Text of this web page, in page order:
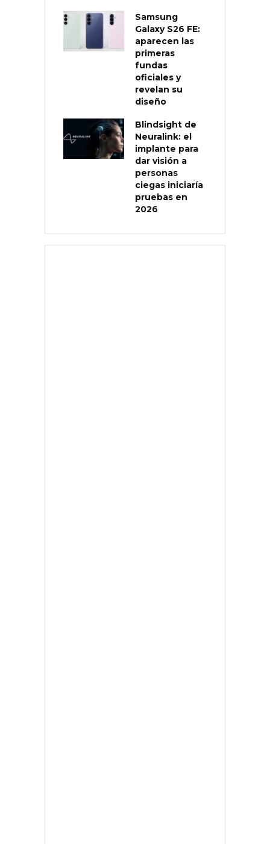
Samsung
Galaxy S26 FE:
aparecen las
primeras
fundas
oficiales y
revelan su
diseño
Blindsight de
Neuralink: el
implante para
dar visión a
personas
ciegas iniciaría
pruebas en
2026